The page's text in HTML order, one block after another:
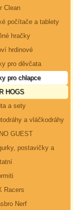
Clean
počítače a tablety
hračky
hrdinové
pro děvčata
pro chlapce
HOGS
a sety
a vláčkodráhy
GUEST
postavičky a
Racers
Nerf